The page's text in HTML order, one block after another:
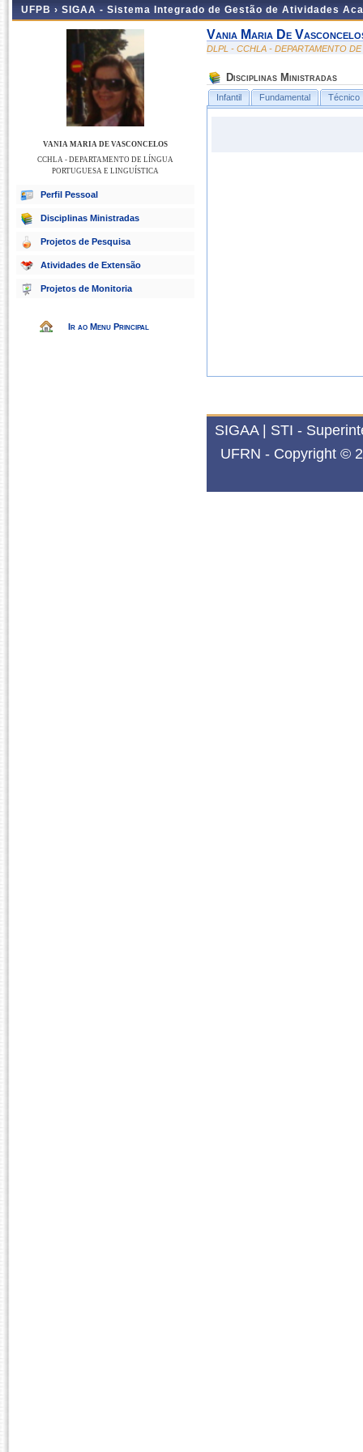
UFPB › SIGAA - Sistema Integrado de Gestão de Atividades
VANIA MARIA DE VASCONCELOS
CCHLA - DEPARTAMENTO DE LÍNGUA
PORTUGUESA E LINGUÍSTICA
Perfil Pessoal
Disciplinas Ministradas
Projetos de Pesquisa
Atividades de Extensão
Projetos de Monitoria
Ir ao Menu Principal
Vania Maria De
DLPL - CCHLA - DEPARTAMENTO
Disciplinas Ministradas
Infantil Fundamental Técnico
SIGAA | STI -
UFRN - Copyright ©